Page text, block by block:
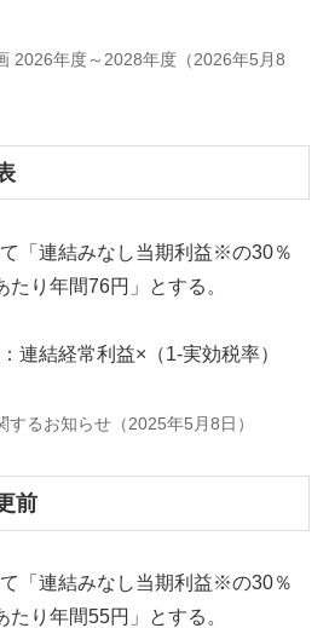
2026年度～2028年度（2026年5月8
「連結みなし当期利益※の30％
り年間76円」とする。
連結経常利益×（1-実効税率）
るお知らせ（2025年5月8日）
前
「連結みなし当期利益※の30％
り年間55円」とする。